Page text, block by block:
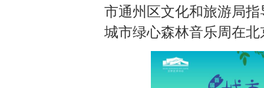
市通州区文化和旅游局
城市绿心森林音乐周在